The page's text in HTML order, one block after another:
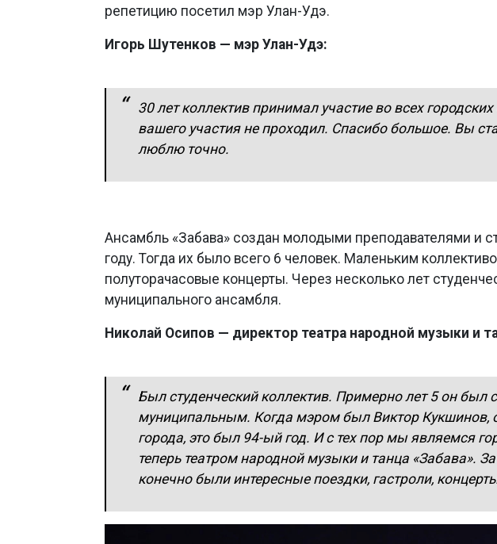
репетицию посетил мэр Улан-Удэ.
Игорь Шутенков — мэр Улан-Удэ:
30 лет коллектив принимал участие во всех
вашего участия не проходил. Спасибо большое. Вы
люблю точно.
Ансамбль «Забава» создан молодыми преподавателями и
году. Тогда их было всего 6 человек. Маленьким
полуторачасовые концерты. Через несколько лет
муниципального ансамбля.
Николай Осипов — директор театра народной музыки и
Был студенческий коллектив. Примерно лет 5 он был
муниципальным. Когда мэром был Виктор Кукшинов,
города, это был 94-ый год. И с тех пор мы являемся
теперь театром народной музыки и танца «Забава».
конечно были интересные поездки, гастроли,